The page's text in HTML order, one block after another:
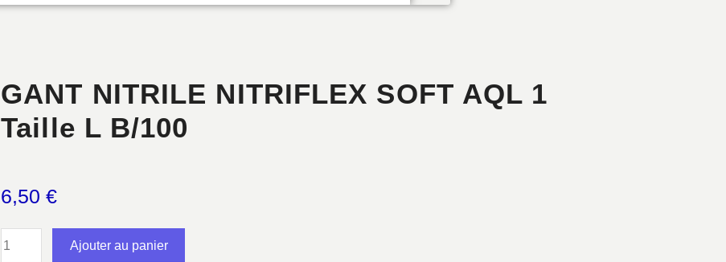
GANT NITRILE NITRIFLEX SOFT AQL 1
Taille L B/100
6,50€
Ajouter au panier